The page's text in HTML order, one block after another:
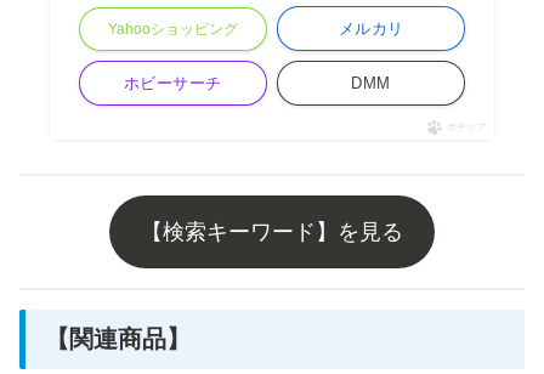
Yahooショッピング メルカリ
ホビーサーチ DMM
ポチップ
【検索キーワード】を見る
【関連商品】